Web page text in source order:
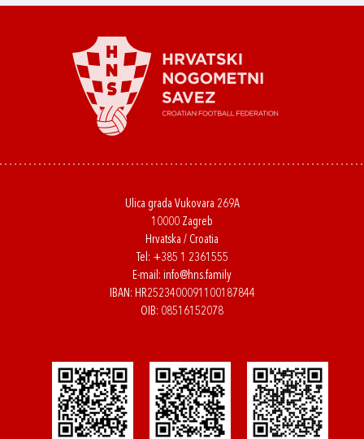
Ulica grada Vukovara 269A
10000 Zagreb
Hrvatska / Croatia
Tel: +385 1 2361555
E-mail: info@hns.family
IBAN: HR2523400091100187844
OIB: 08516152078